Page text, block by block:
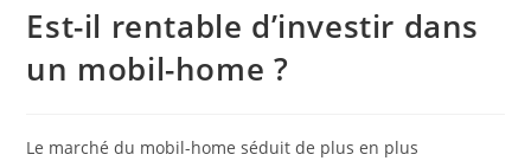
Est-il rentable d’investir dans
un mobil-home ?
Le marché du mobil-home séduit de plus en plus